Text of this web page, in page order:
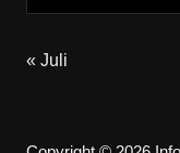
« Juli